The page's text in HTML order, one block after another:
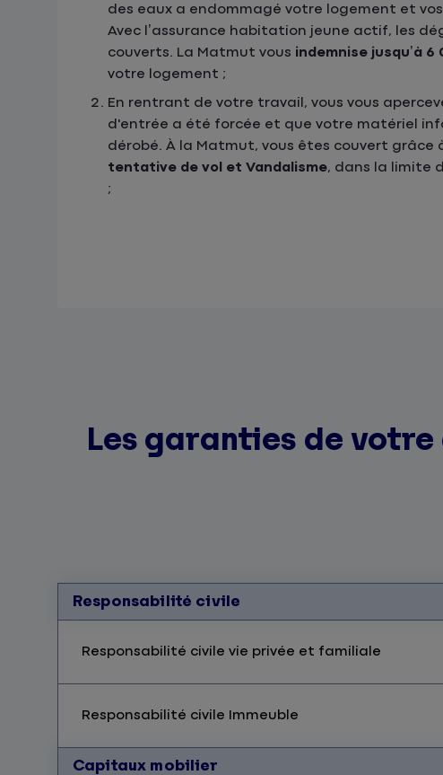
des eaux a endommagé votre logement et
Avec l’assurance habitation jeune actif, les
couverts. La Matmut vous indemnise jusqu’à 6
votre logement ;
En rentrant de votre travail, vous vous
d'entrée a été forcée et que votre matériel
dérobé. À la Matmut, vous êtes couvert grâce
tentative de vol et Vandalisme, dans la limite
;
Les garanties de
Responsabilité civile
Responsabilité civile vie privée et familiale
Responsabilité civile Immeuble
Capitaux mobilier